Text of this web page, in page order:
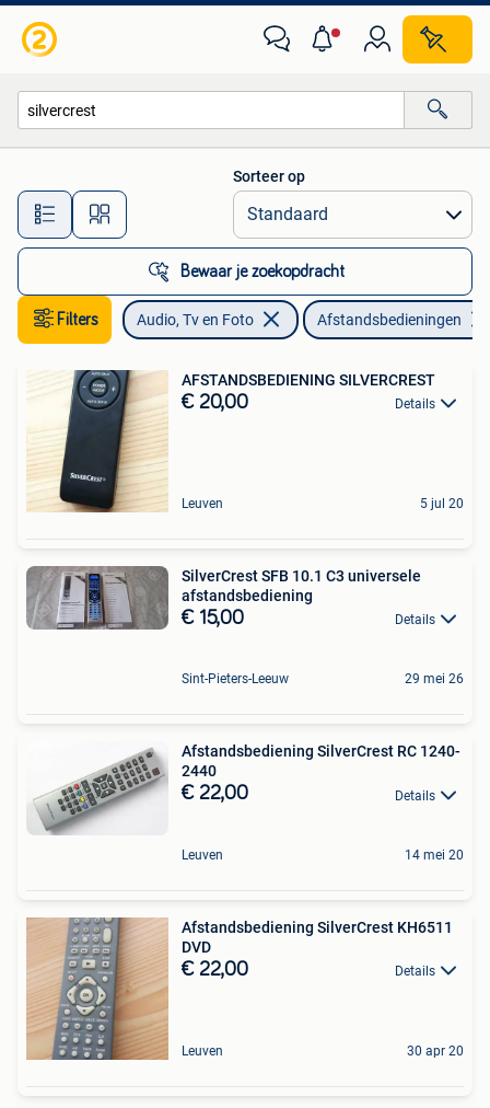
Alle afstanden…
Sorteer op
Bewaar je zoekopdracht
Filters Audio, Tv en Foto Afstandsbedieningen
AFSTANDSBEDIENING SILVERCREST
€ 20,00 Details
Leuven 5 jul 20
SilverCrest SFB 10.1 C3 universele
afstandsbediening
€ 15,00 Details
Sint-Pieters-Leeuw 29 mei 26
Afstandsbediening SilverCrest RC 1240-
2440
€ 22,00 Details
Leuven 14 mei 20
Afstandsbediening SilverCrest KH6511
DVD
€ 22,00 Details
Leuven 30 apr 20